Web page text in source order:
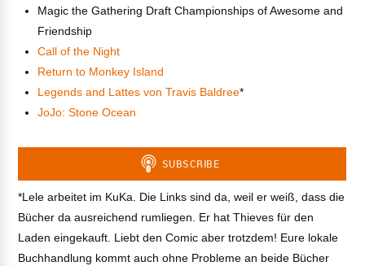
Magic the Gathering Draft Championships of Awesome and
Friendship
Call of the Night
Return to Monkey Island
Legends and Lattes von Travis Baldree*
JoJo: Stone Ocean
*Lele arbeitet im KuKa. Die Links sind da, weil er weiß, dass die
Bücher da ausreichend rumliegen. Er hat Thieves für den
Laden eingekauft. Liebt den Comic aber trotzdem! Eure lokale
Buchhandlung kommt auch ohne Probleme an beide Bücher